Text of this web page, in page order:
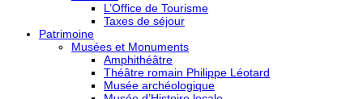
L’Office de Tourisme
Taxes de séjour
Patrimoine
Musées et Monuments
Amphithéâtre
Théâtre romain Philippe Léotard
Musée archéologique